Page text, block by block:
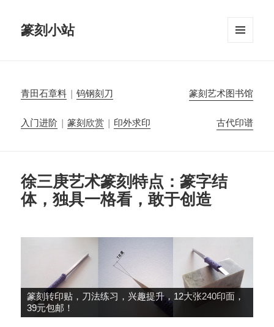
篆刻小站
青田石章料 |钨钢刻刀 篆刻艺术图书馆
入门进阶 |篆刻欣赏 | 印外求印 古代印谱
徐三庚艺术篆刻特点：篆字结
体，独具一格看，敢于创造
大师推荐，细柳系列手工冷作，鸟虫篆、朱文篆刻
刀，49元包邮！